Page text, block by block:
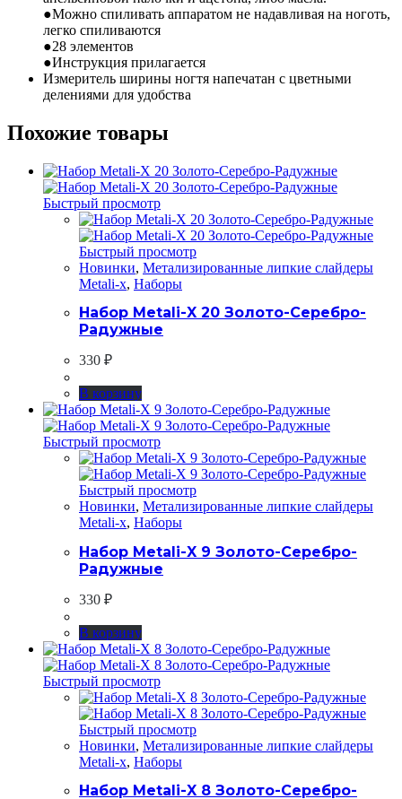
●Можно спиливать аппаратом не надавливая на ноготь,
легко спиливаются
●28 элементов
●Инструкция прилагается
Измеритель ширины ногтя напечатан с цветными
делениями для удобства
Похожие товары
Быстрый просмотр
Быстрый просмотр
Новинки, Метализированные липкие слайдеры
Metali-x, Наборы
Набор Metali-X 20 Золото-Серебро-
Радужные
330 ₽
В корзину
Быстрый просмотр
Быстрый просмотр
Новинки, Метализированные липкие слайдеры
Metali-x, Наборы
Набор Metali-X 9 Золото-Серебро-
Радужные
330 ₽
В корзину
Быстрый просмотр
Быстрый просмотр
Новинки, Метализированные липкие слайдеры
Metali-x, Наборы
Набор Metali-X 8 Золото-Серебро-